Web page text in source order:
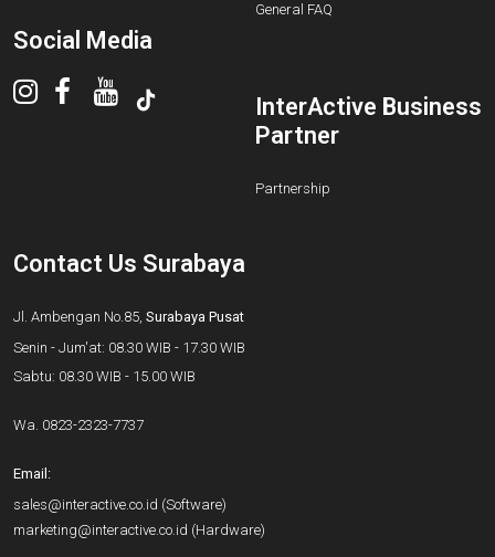
Social Media
General FAQ
InterActive Business
Partner
Partnership
Contact Us Surabaya
Jl. Ambengan No.85, Surabaya Pusat
Senin - Jum'at: 08.30 WIB - 17.30 WIB
Sabtu: 08.30 WIB - 15.00 WIB
Wa. 0823-2323-7737
Email:
sales@interactive.co.id (Software)
marketing@interactive.co.id (Hardware)